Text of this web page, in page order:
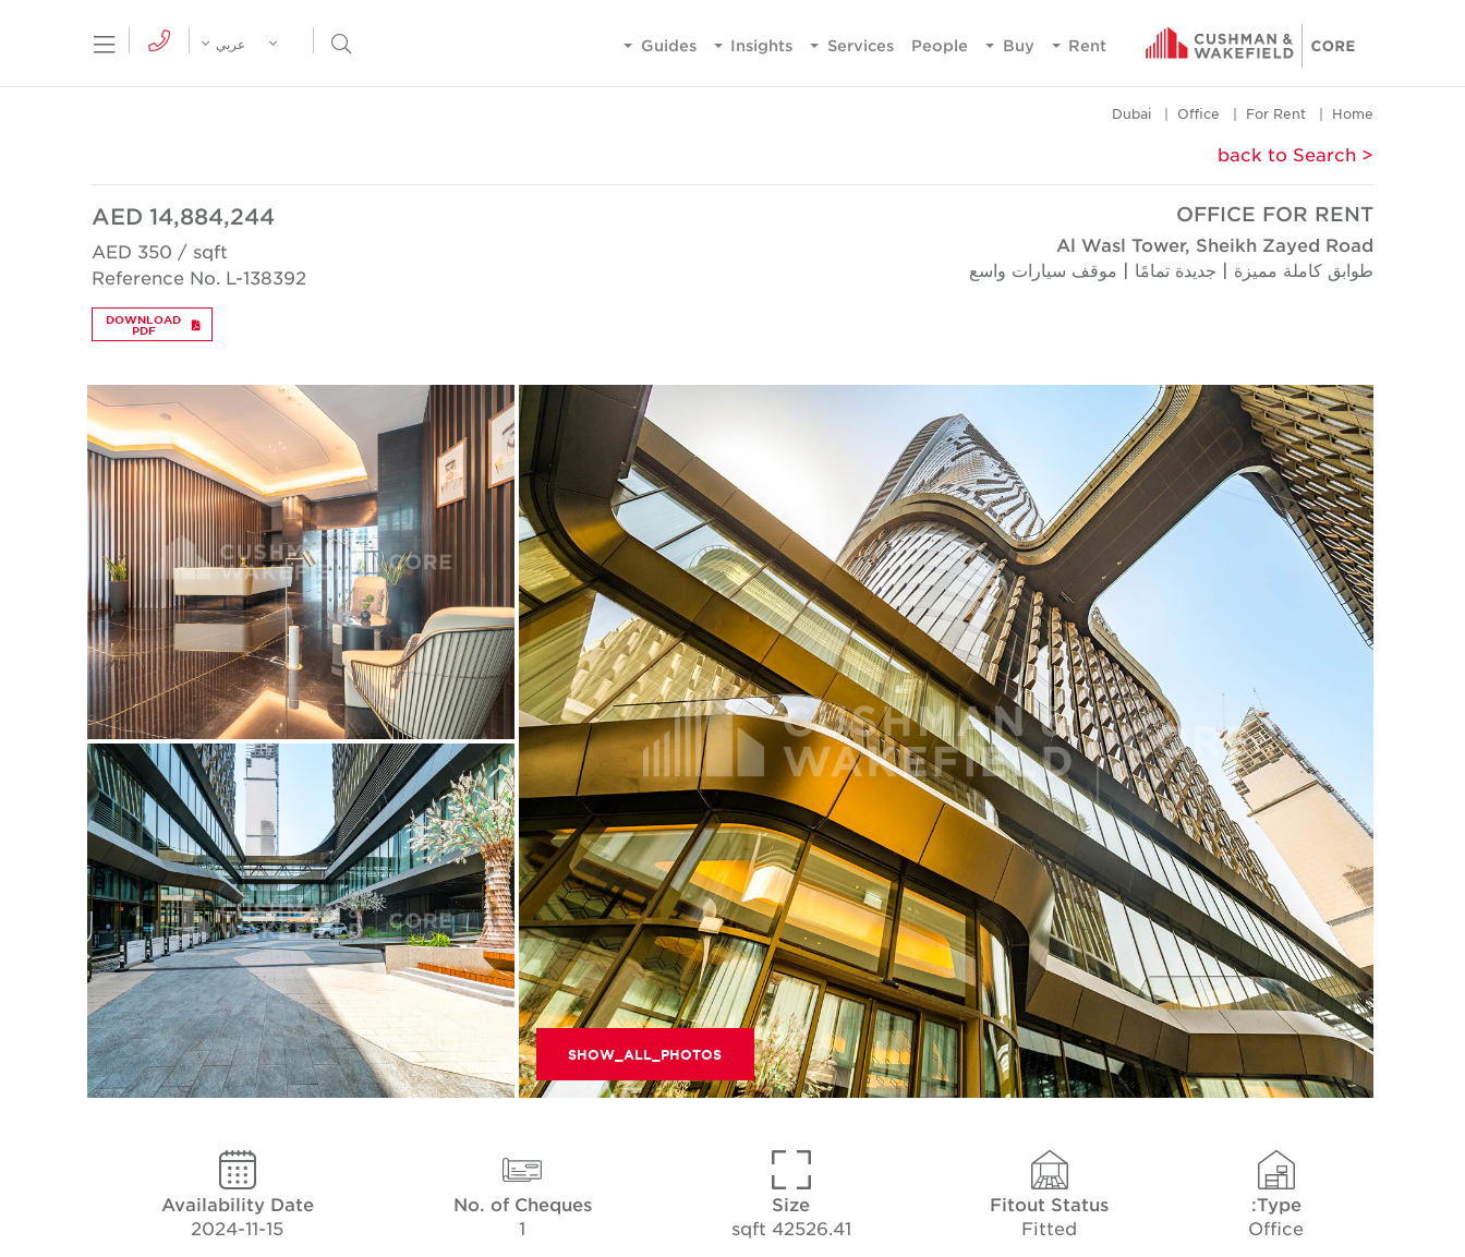
Rent
Buy
People
Services
Insights
Guides
Menu Open Search Menu
عربي
Home
For Rent
Office
Dubai
< back to Search
OFFICE FOR RENT
Al Wasl Tower, Sheikh Zayed Road
طوابق كاملة مميزة | جديدة تمامًا | موقف سيارات واسع
AED 14,884,244
AED 350 / sqft
Reference No. L-138392
DOWNLOAD
PDF
SHOW_ALL_PHOTOS
Type:
Office
Fitout Status
Fitted
Size
42526.41 sqft
No. of Cheques
1
Availability Date
2024-11-15